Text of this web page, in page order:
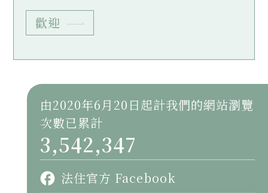
歡迎
由2020年6月20日起計我們的網站瀏覽
次數已累計
3,542,347
法住官方 Facebook